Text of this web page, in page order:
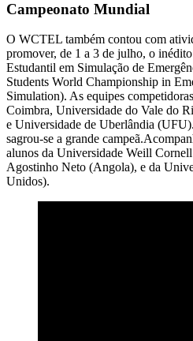
Campeonato Mundial
O WCTEL também contou com
promover, de 1 a 3 de julho, o
Estudantil em Simulação de
Students World Championship in
Simulation). As equipes
Coimbra, Universidade do Vale do
e Universidade de Uberlândia
sagrou-se a grande
alunos da Universidade Weill
Agostinho Neto (Angola), e da
Unidos).